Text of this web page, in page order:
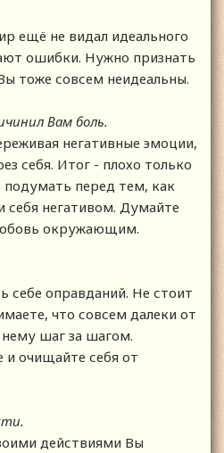
ещё не видал идеального
ошибки. Нужно признать
тоже совсем неидеальны.
Вам боль.
негативные эмоции,
себя. Итог - плохо только
подумать перед тем, как
себя негативом. Думайте
окружающим.
себе оправданий. Не стоит
что совсем далеки от
шаг за шагом.
очищайте себя от
действиями Вы